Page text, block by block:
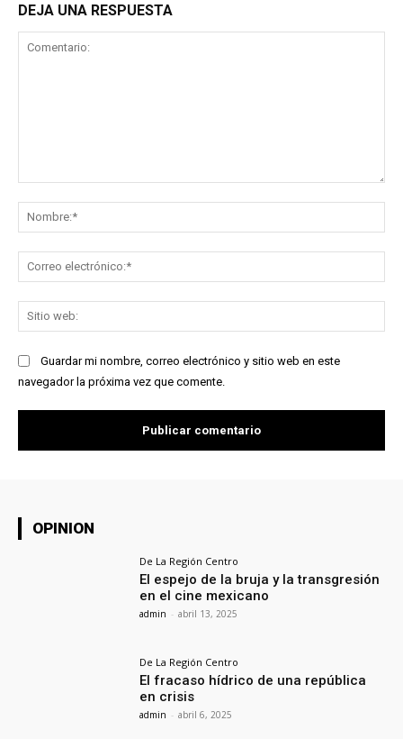
DEJA UNA RESPUESTA
Guardar mi nombre, correo electrónico y sitio web en este
navegador la próxima vez que comente.
OPINION
De La Región Centro
El espejo de la bruja y la transgresión
en el cine mexicano
admin - abril 13, 2025
De La Región Centro
El fracaso hídrico de una república
en crisis
admin - abril 6, 2025